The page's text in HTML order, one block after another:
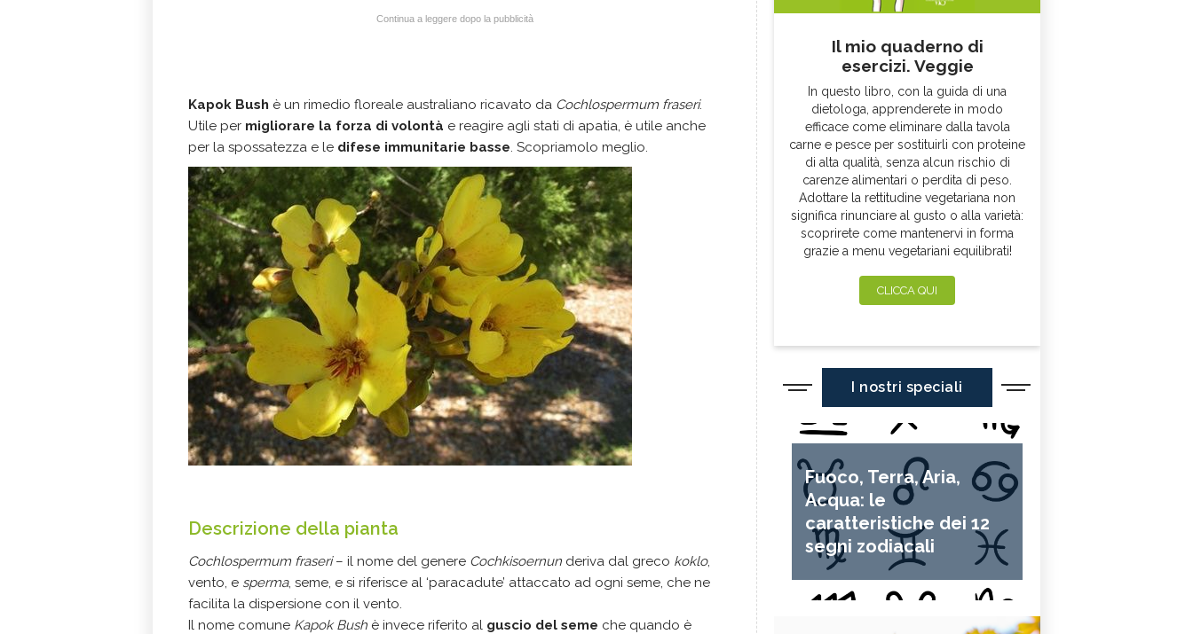
Continua a leggere dopo la pubblicità
Kapok Bush è un rimedio floreale australiano ricavato da Cochlospermum fraseri.
Utile per migliorare la forza di volontà e reagire agli stati di apatia, è utile anche
per la spossatezza e le difese immunitarie basse. Scopriamolo meglio.
Descrizione della pianta
Cochlospermum fraseri– il nome del genere Cochkisoernun deriva dal greco koklo,
vento, e sperma, seme, e si riferisce al ‘paracadute’ attaccato ad ogni seme, che ne
facilita la dispersione con il vento.
Il nome comune Kapok Bush è invece riferito al guscio del seme che quando è
Il mio quaderno di
esercizi. Veggie
In questo libro, con la guida di una
dietologa, apprenderete in modo
efficace come eliminare dalla tavola
carne e pesce per sostituirli con proteine
di alta qualità, senza alcun rischio di
carenze alimentari o perdita di peso.
Adottare la rettitudine vegetariana non
significa rinunciare al gusto o alla varietà:
scoprirete come mantenervi in forma
grazie a menu vegetariani equilibrati!
CLICCA QUI
I nostri speciali
Fuoco, Terra, Aria,
Acqua: le
caratteristiche dei 12
segni zodiacali